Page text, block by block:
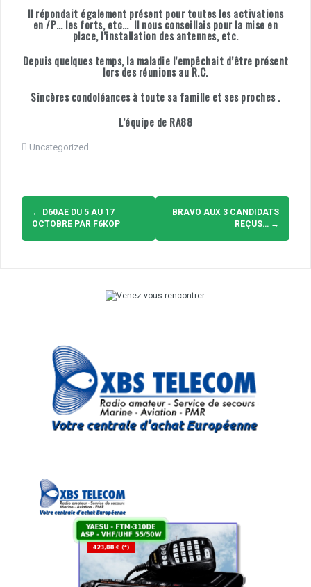
Il répondait également présent pour toutes les activations
en /P… les forts, etc… Il nous conseillais pour la mise en
place, l’installation des antennes, etc.
Depuis quelques temps, la maladie l’empêchait d’être présent
lors des réunions au R.C.
Sincères condoléances à toute sa famille et ses proches .
L’équipe de RA88
Uncategorized
Navigation
d'article
← D60AE DU 5 AU 17
OCTOBRE PAR F6KOP
BRAVO AUX 3 CANDIDATS
REÇUS… →